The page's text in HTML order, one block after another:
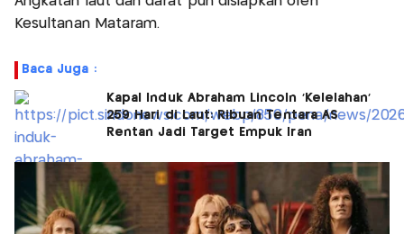
Kesultanan Mataram.
Baca Juga :
Kapal Induk Abraham Lincoln 'Kelelahan'
259 Hari di Laut: Ribuan Tentara AS
Rentan Jadi Target Empuk Iran